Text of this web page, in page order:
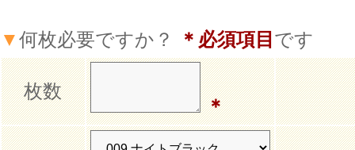
▼何枚必要ですか？ ＊必須項目 です
枚数
＊